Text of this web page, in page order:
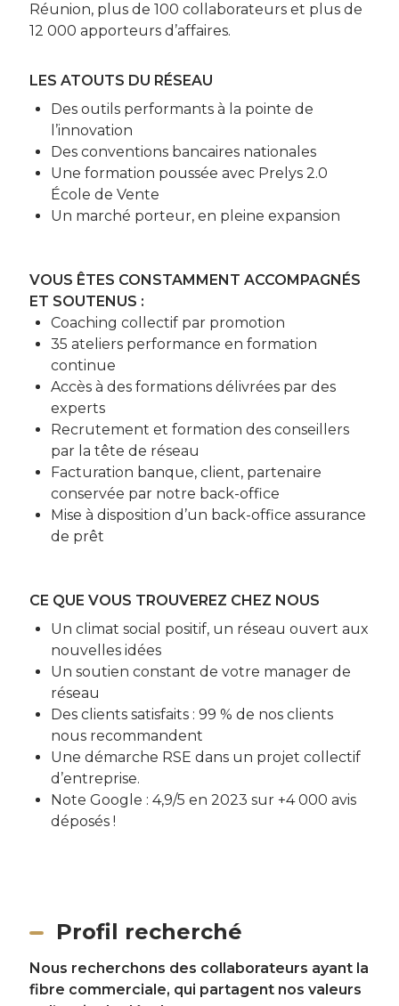
Réunion, plus de 100 collaborateurs et plus de
12 000 apporteurs d’affaires.
LES ATOUTS DU RÉSEAU
Des outils performants à la pointe de
l’innovation
Des conventions bancaires nationales
Une formation poussée avec Prelys 2.0
École de Vente
Un marché porteur, en pleine expansion
VOUS ÊTES CONSTAMMENT ACCOMPAGNÉS
ET SOUTENUS :
Coaching collectif par promotion
35 ateliers performance en formation
continue
Accès à des formations délivrées par des
experts
Recrutement et formation des conseillers
par la tête de réseau
Facturation banque, client, partenaire
conservée par notre back-office
Mise à disposition d’un back-office assurance
de prêt
CE QUE VOUS TROUVEREZ CHEZ NOUS
Un climat social positif, un réseau ouvert aux
nouvelles idées
Un soutien constant de votre manager de
réseau
Des clients satisfaits : 99 % de nos clients
nous recommandent
Une démarche RSE dans un projet collectif
d’entreprise.
Note Google : 4,9/5 en 2023 sur +4 000 avis
déposés !
Profil recherché
Nous recherchons des collaborateurs ayant la
fibre commerciale, qui partagent nos valeurs